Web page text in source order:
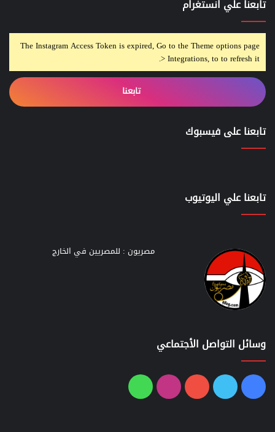
تابعنا علي انستغرام
The Instagram Access Token is expired, Go to the Theme options page
> Integrations, to to refresh it.
تابعنا
تابعنا على فيسبوك
تابعنا علي اليوتيوب
مصريون : للمصريين في الخارج
وسائل التواصل الأجتماعي
فيسبوك
تويتر يوتيوبانستقرامواتساب